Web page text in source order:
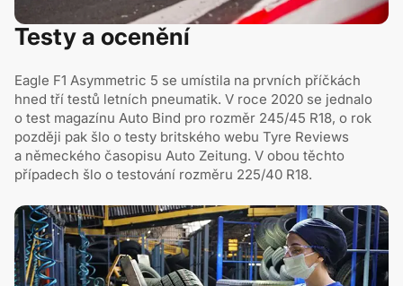
Testy a ocenění
Eagle F1 Asymmetric 5 se umístila na prvních příčkách
hned tří testů letních pneumatik. V roce 2020 se jednalo
o test magazínu Auto Bind pro rozměr 245/45 R18, o rok
později pak šlo o testy britského webu Tyre Reviews
a německého časopisu Auto Zeitung. V obou těchto
případech šlo o testování rozměru 225/40 R18.